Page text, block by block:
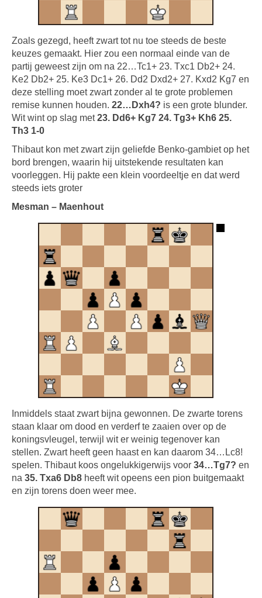
Zoals gezegd, heeft zwart tot nu toe steeds de beste
keuzes gemaakt. Hier zou een normaal einde van de
partij geweest zijn om na 22…Tc1+ 23. Txc1 Db2+ 24.
Ke2 Db2+ 25. Ke3 Dc1+ 26. Dd2 Dxd2+ 27. Kxd2 Kg7 en
deze stelling moet zwart zonder al te grote problemen
remise kunnen houden. 22…Dxh4? is een grote blunder.
Wit wint op slag met23. Dd6+ Kg7 24. Tg3+ Kh6 25.
Th3 1-0
Thibaut kon met zwart zijn geliefde Benko-gambiet op het
bord brengen, waarin hij uitstekende resultaten kan
voorleggen. Hij pakte een klein voordeeltje en dat werd
steeds iets groter
Mesman – Maenhout
Inmiddels staat zwart bijna gewonnen. De zwarte torens
staan klaar om dood en verderf te zaaien over op de
koningsvleugel, terwijl wit er weinig tegenover kan
stellen. Zwart heeft geen haast en kan daarom 34…Lc8!
spelen. Thibaut koos ongelukkigerwijs voor 34…Tg7? en
na 35. Txa6 Db8 heeft wit opeens een pion buitgemaakt
en zijn torens doen weer mee.